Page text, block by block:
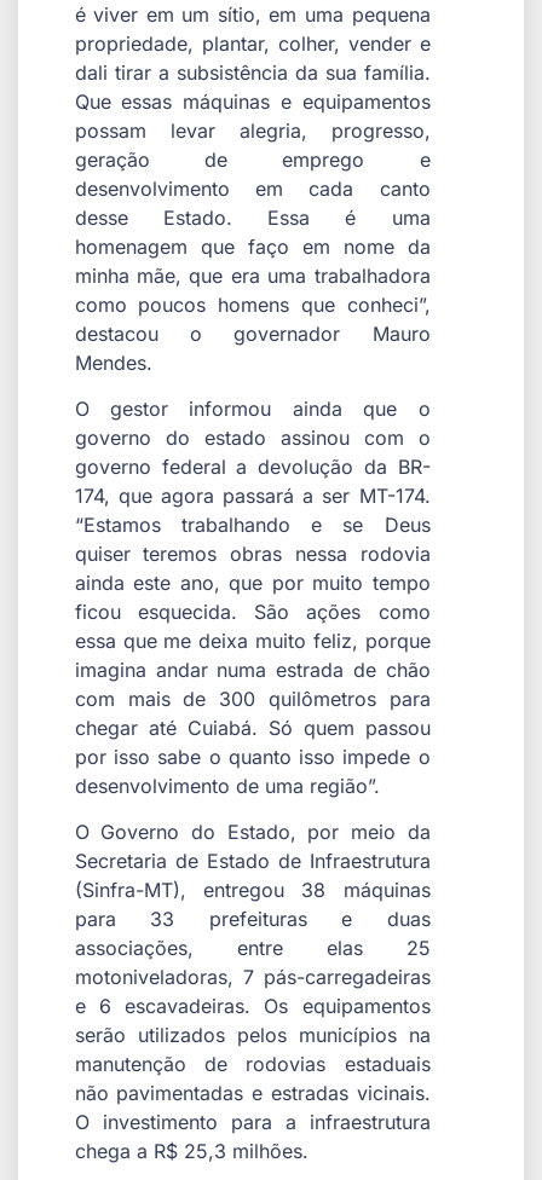
é viver em um sítio, em uma pequena
propriedade, plantar, colher, vender e
dali tirar a subsistência da sua família.
Que essas máquinas e equipamentos
possam levar alegria, progresso,
geração de emprego e
desenvolvimento em cada canto
desse Estado. Essa é uma
homenagem que faço em nome da
minha mãe, que era uma trabalhadora
como poucos homens que conheci”,
destacou o governador Mauro
Mendes.
O gestor informou ainda que o
governo do estado assinou com o
governo federal a devolução da BR-
174, que agora passará a ser MT-174.
“Estamos trabalhando e se Deus
quiser teremos obras nessa rodovia
ainda este ano, que por muito tempo
ficou esquecida. São ações como
essa que me deixa muito feliz, porque
imagina andar numa estrada de chão
com mais de 300 quilômetros para
chegar até Cuiabá. Só quem passou
por isso sabe o quanto isso impede o
desenvolvimento de uma região”.
O Governo do Estado, por meio da
Secretaria de Estado de Infraestrutura
(Sinfra-MT), entregou 38 máquinas
para 33 prefeituras e duas
associações, entre elas 25
motoniveladoras, 7 pás-carregadeiras
e 6 escavadeiras. Os equipamentos
serão utilizados pelos municípios na
manutenção de rodovias estaduais
não pavimentadas e estradas vicinais.
O investimento para a infraestrutura
chega a R$ 25,3 milhões.